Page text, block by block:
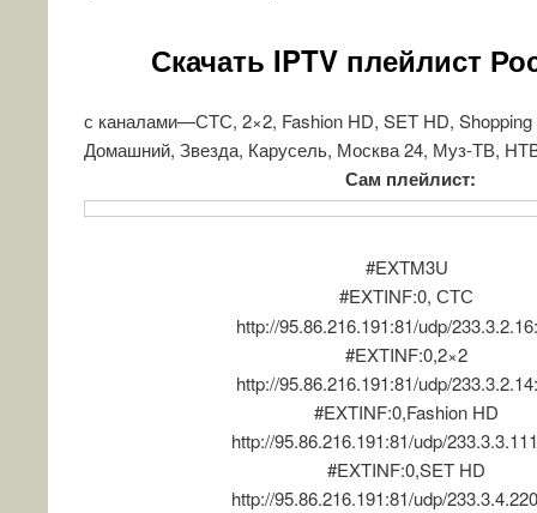
Скачать IPTV плейлист
с каналами—СТС, 2×2, Fashion HD, SET HD,
Домашний, Звезда, Карусель, Москва 24, Муз-ТВ,
Сам плейлист:
#EXTM3U
#EXTINF:0, СТС
http://95.86.216.191:81/udp/
#EXTINF:0,2×2
http://95.86.216.191:81/udp/
#EXTINF:0,Fashion HD
http://95.86.216.191:81/udp/
#EXTINF:0,SET HD
http://95.86.216.191:81/udp/